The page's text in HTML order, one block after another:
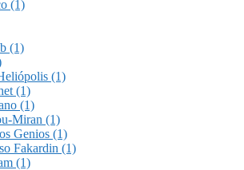
(1)
(1)
(1)
(1)
(1)
Miran (1)
Genios (1)
Fakardin (1)
(1)